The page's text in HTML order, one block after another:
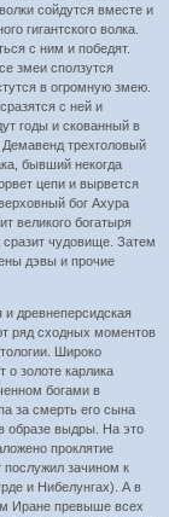
сойдутся вместе и
гигантского волка.
с ним и победят.
змеи сползутся
в огромную змею.
с ней и
годы и скованный в
трехголовый
бывший некогда
цепи и вырвется
бог Ахура
великого богатыря
сразит чудовище. Затем
дэвы и прочие
и древнеперсидская
ряд сходных моментов
Широко
о золоте карлика
богами в
за смерть его сына
образе выдры. На это
проклятие
зачином к
и Нибелунгах). А в
Иране превыше всех